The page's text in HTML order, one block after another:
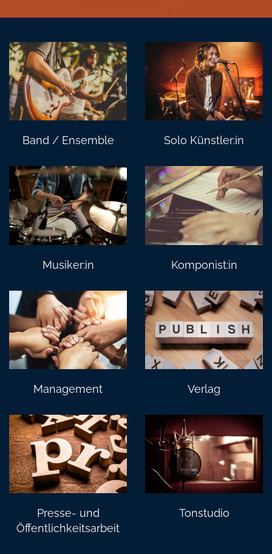
Band / Ensemble Solo Künstler:in
Musiker:in Komponist:in
Management Verlag
Presse- und
Öffentlichkeitsarbeit
Tonstudio